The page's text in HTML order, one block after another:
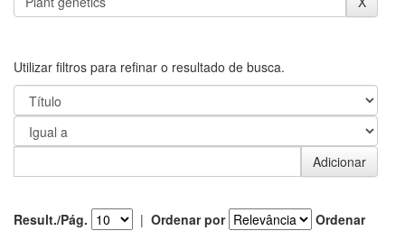
Utilizar filtros para refinar o resultado de busca.
Result./Pág. | Ordenar por
Ordenar